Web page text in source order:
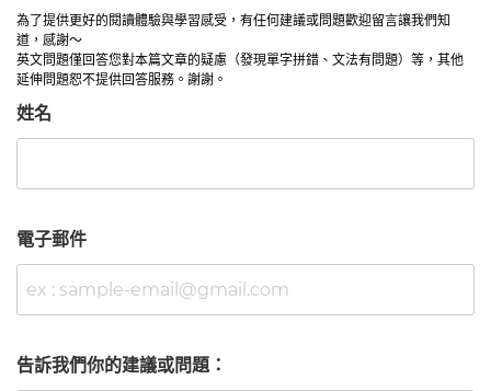
為了提供更好的閱讀體驗與學習感受，有任何建議或問題歡迎留言讓我們知
道，感謝～
英文問題僅回答您對本篇文章的疑慮（發現單字拼錯、文法有問題）等，其他
延伸問題恕不提供回答服務。謝謝。
姓名
電子郵件
告訴我們你的建議或問題：